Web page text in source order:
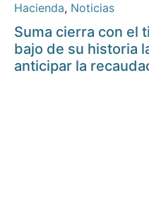
Hacienda, Noticias
Suma cierra con el
bajo de su historia
anticipar la